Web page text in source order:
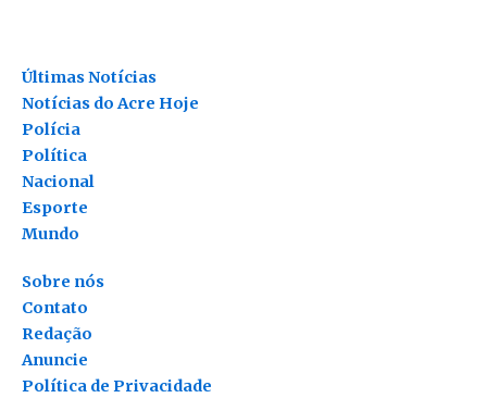
Últimas Notícias
Notícias do Acre Hoje
Polícia
Política
Nacional
Esporte
Mundo
Contato
Redação
Anuncie
Política de Privacidade
Sobre nós